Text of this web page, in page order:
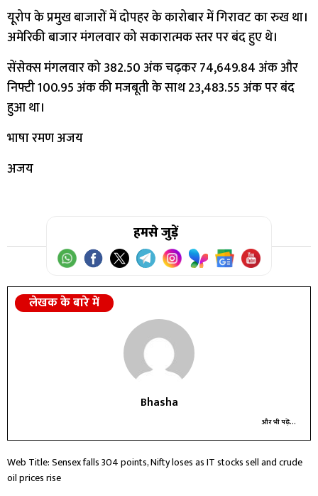
यूरोप के प्रमुख बाजारों में दोपहर के कारोबार में गिरावट का रुख था।
अमेरिकी बाजार मंगलवार को सकारात्मक स्तर पर बंद हुए थे।
सेंसेक्स मंगलवार को 382.50 अंक चढ़कर 74,649.84 अंक और
निफ्टी 100.95 अंक की मजबूती के साथ 23,483.55 अंक पर बंद
हुआ था।
भाषा रमण अजय
अजय
हमसे जुड़ें
लेखक के बारे में
Bhasha
और भी पढ़ें...
Web Title: Sensex falls 304 points, Nifty loses as IT stocks sell and crude
oil prices rise